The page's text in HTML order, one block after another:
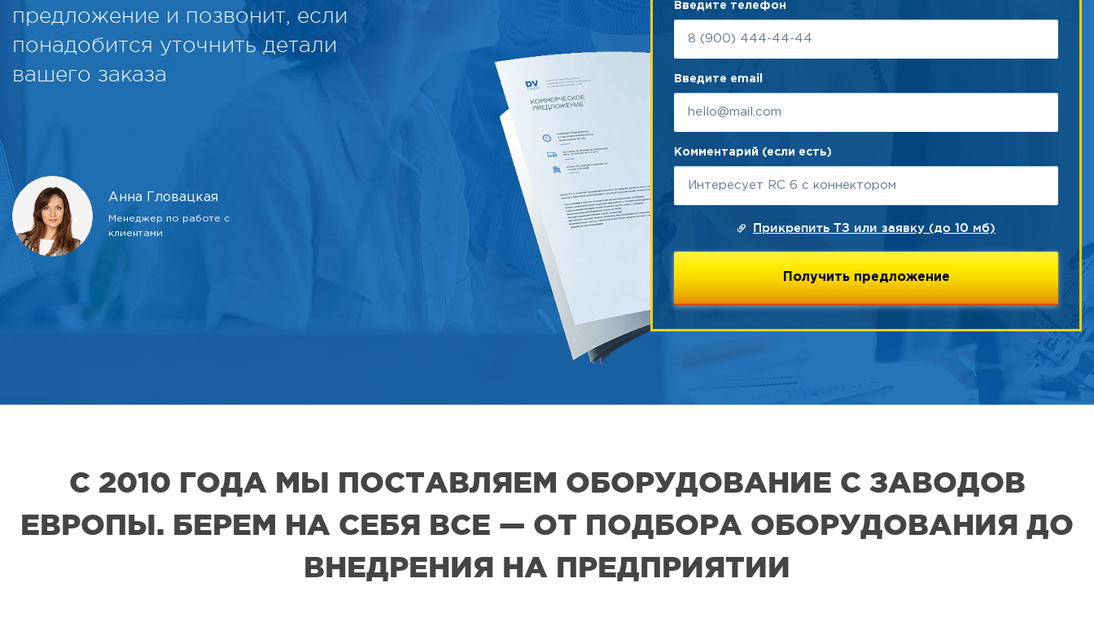
предложение и позвонит, если
понадобится уточнить детали
вашего заказа
Анна Гловацкая
Менеджер по работе с
клиентами
Введите телефон
Введите email
Комментарий (если есть)
Прикрепить ТЗ или заявку (до 10 мб)
С 2010 ГОДА МЫ ПОСТАВЛЯЕМ ОБОРУДОВАНИЕ С ЗАВОДОВ
ЕВРОПЫ. БЕРЕМ НА СЕБЯ ВСЕ — ОТ ПОДБОРА ОБОРУДОВАНИЯ ДО
ВНЕДРЕНИЯ НА ПРЕДПРИЯТИИ